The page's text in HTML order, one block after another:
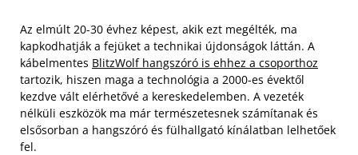
Az elmúlt 20-30 évhez képest, akik ezt megélték, ma
kapkodhatják a fejüket a technikai újdonságok láttán. A
kábelmentes BlitzWolf hangszóró is ehhez a csoporthoz
tartozik, hiszen maga a technológia a 2000-es évektől
kezdve vált elérhetővé a kereskedelemben. A vezeték
nélküli eszközök ma már természetesnek számítanak és
elsősorban a hangszóró és fülhallgató kínálatban lelhetőek
fel.